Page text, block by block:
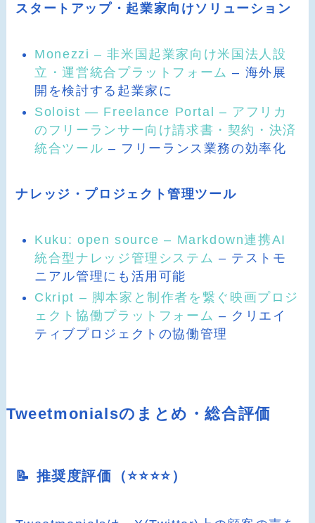
スタートアップ・起業家向けソリューション
Monezzi – 非米国起業家向け米国法人設
立・運営統合プラットフォーム – 海外展
開を検討する起業家に
Soloist — Freelance Portal – アフリカ
のフリーランサー向け請求書・契約・決済
統合ツール – フリーランス業務の効率化
ナレッジ・プロジェクト管理ツール
Kuku: open source – Markdown連携AI
統合型ナレッジ管理システム – テストモ
ニアル管理にも活用可能
Ckript – 脚本家と制作者を繋ぐ映画プロジ
ェクト協働プラットフォーム – クリエイ
ティブプロジェクトの協働管理
Tweetmonialsのまとめ・総合評価
📝 推奨度評価（⭐️⭐️⭐️⭐️）